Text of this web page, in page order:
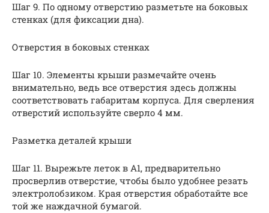
Шаг 9. По одному отверстию разметьте на боковых
стенках (для фиксации дна).
Отверстия в боковых стенках
Шаг 10. Элементы крыши размечайте очень
внимательно, ведь все отверстия здесь должны
соответствовать габаритам корпуса. Для сверления
отверстий используйте сверло 4 мм.
Разметка деталей крыши
Шаг 11. Вырежьте леток в А1, предварительно
просверлив отверстие, чтобы было удобнее резать
электролобзиком. Края отверстия обработайте все
той же наждачной бумагой.